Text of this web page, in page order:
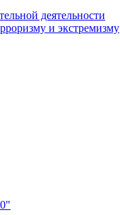
деятельности
и экстремизму